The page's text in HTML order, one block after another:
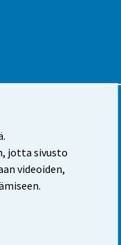
jotta sivusto
videoiden,